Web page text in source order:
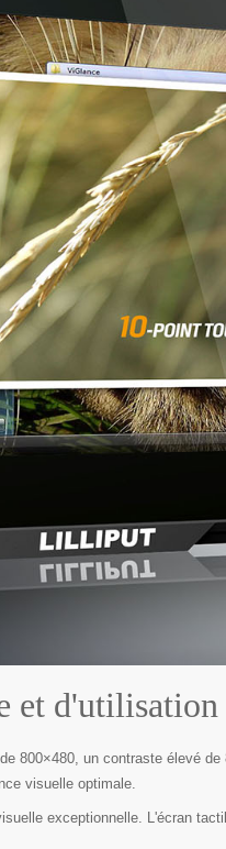
et d'utilisation
800×480, un contraste élevé
visuelle optimale.
exceptionnelle. L'écran